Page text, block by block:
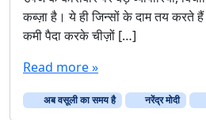
कब्ज़ा है। ये ही जिन्सों के दाम तय करते
कमी पैदा करके चीज़ों […]
Read more »
अब वसूली का समय है नरेंद्र मोदी